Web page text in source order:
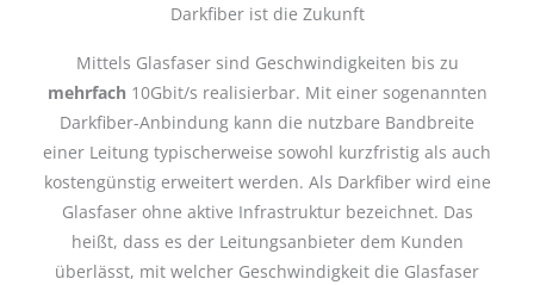
Darkfiber ist die Zukunft
Mittels Glasfaser sind Geschwindigkeiten bis zu
mehrfach 10Gbit/s realisierbar. Mit einer sogenannten
Darkfiber-Anbindung kann die nutzbare Bandbreite
einer Leitung typischerweise sowohl kurzfristig als auch
kostengünstig erweitert werden. Als Darkfiber wird eine
Glasfaser ohne aktive Infrastruktur bezeichnet. Das
heißt, dass es der Leitungsanbieter dem Kunden
überlässt, mit welcher Geschwindigkeit die Glasfaser